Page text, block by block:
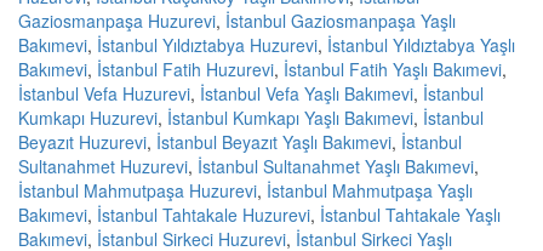
Gaziosmanpaşa Huzurevi, İstanbul Gaziosmanpaşa Yaşlı
Bakımevi, İstanbul Yıldıztabya Huzurevi, İstanbul Yıldıztabya Yaşlı
Bakımevi, İstanbul Fatih Huzurevi, İstanbul Fatih Yaşlı Bakımevi,
İstanbul Vefa Huzurevi, İstanbul Vefa Yaşlı Bakımevi, İstanbul
Kumkapı Huzurevi, İstanbul Kumkapı Yaşlı Bakımevi, İstanbul
Beyazıt Huzurevi, İstanbul Beyazıt Yaşlı Bakımevi, İstanbul
Sultanahmet Huzurevi, İstanbul Sultanahmet Yaşlı Bakımevi,
İstanbul Mahmutpaşa Huzurevi, İstanbul Mahmutpaşa Yaşlı
Bakımevi, İstanbul Tahtakale Huzurevi, İstanbul Tahtakale Yaşlı
Bakımevi, İstanbul Sirkeci Huzurevi, İstanbul Sirkeci Yaşlı